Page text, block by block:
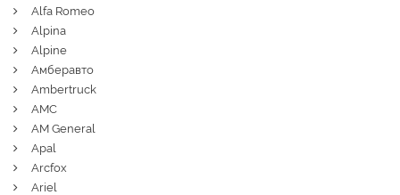
Alfa Romeo
Alpina
Alpine
Амберавто
Ambertruck
AMC
AM General
Apal
Arcfox
Ariel